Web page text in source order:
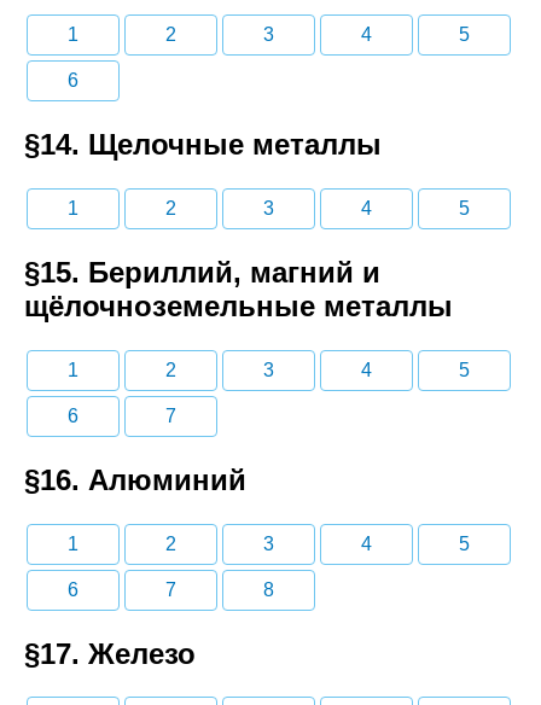
1 2 3 4 5
6
§14. Щелочные металлы
1 2 3 4 5
§15. Бериллий, магний и
щёлочноземельные металлы
1 2 3 4 5
6 7
§16. Алюминий
1 2 3 4 5
6 7 8
§17. Железо